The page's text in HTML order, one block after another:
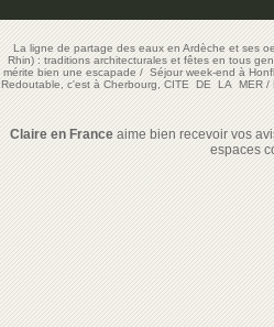
La ligne de partage des eaux en Ardèche et ses
Rhin) : traditions architecturales et fêtes en tous
mérite bien une escapade/Séjour week-end à
Redoutable, c'est à Cherbourg, CITE DE LA MER/
Claire en Franceaime bien recevoir vos
espaces